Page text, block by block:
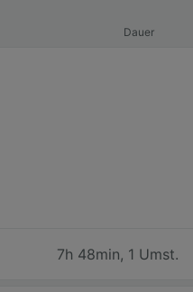
Dauer
7h 48min, 1 Umst.